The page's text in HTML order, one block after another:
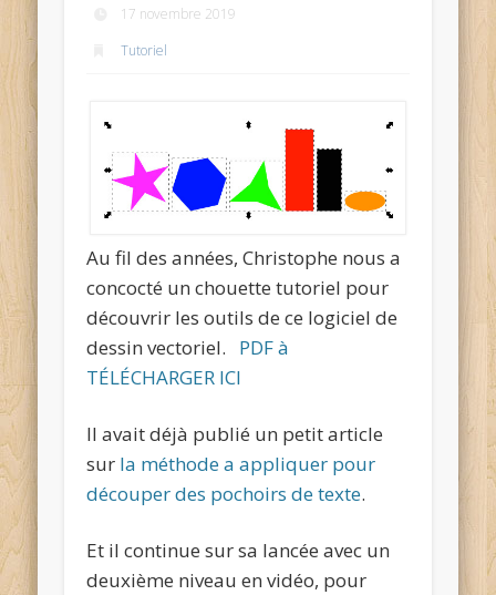
17 novembre 2019
Tutoriel
Au fil des années, Christophe nous a
concocté un chouette tutoriel pour
découvrir les outils de ce logiciel de
dessin vectoriel.
PDF à
TÉLÉCHARGER ICI
Il avait déjà publié un petit article
sur la méthode a appliquer pour
découper des pochoirs de texte.
Et il continue sur sa lancée avec un
deuxième niveau en vidéo, pour